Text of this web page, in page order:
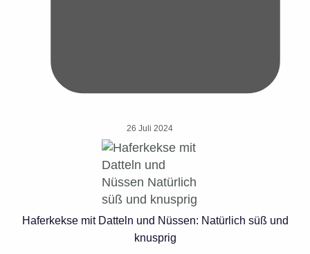
26 Juli 2024
Haferkekse mit Datteln und Nüssen: Natürlich süß und
knusprig